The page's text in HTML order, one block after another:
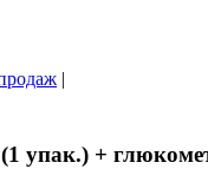
|
упак.) +